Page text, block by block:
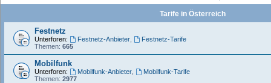
Tarife in Österreich
Festnetz
Unterforen: Festnetz-Anbieter,
Festnetz-Tarife
Themen: 665
Mobilfunk
Unterforen: Mobilfunk-Anbieter,
Mobilfunk-Tarife
Themen: 2977